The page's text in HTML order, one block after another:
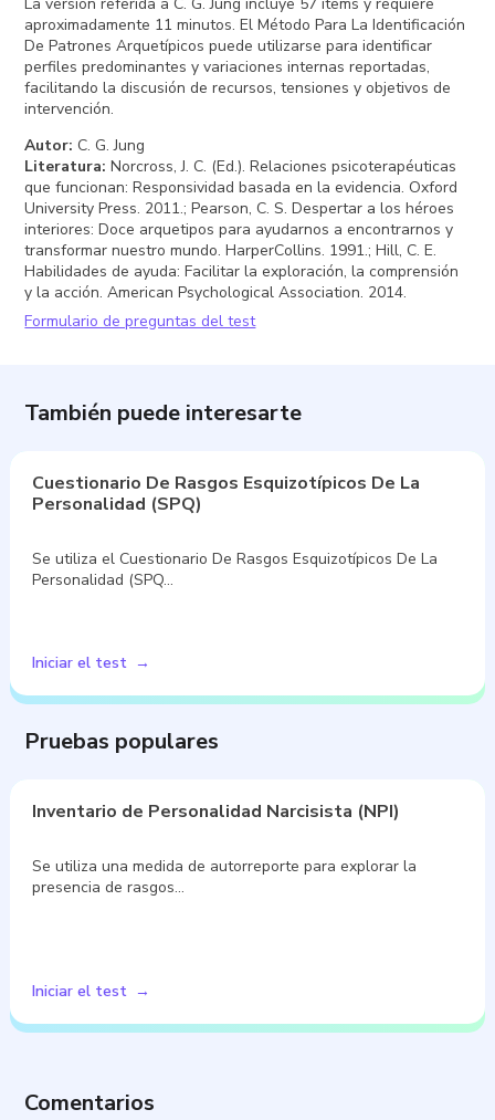
aproximadamente 11 minutos. El Método Para La Identificación
De Patrones Arquetípicos puede utilizarse para identificar
perfiles predominantes y variaciones internas reportadas,
facilitando la discusión de recursos, tensiones y objetivos de
intervención.
Autor: C. G. Jung
Literatura: Norcross, J. C. (Ed.). Relaciones psicoterapéuticas
que funcionan: Responsividad basada en la evidencia. Oxford
University Press. 2011.; Pearson, C. S. Despertar a los héroes
interiores: Doce arquetipos para ayudarnos a encontrarnos y
transformar nuestro mundo. HarperCollins. 1991.; Hill, C. E.
Habilidades de ayuda: Facilitar la exploración, la comprensión
y la acción. American Psychological Association. 2014.
Formulario de preguntas del test
También puede interesarte
Cuestionario De Rasgos Esquizotípicos De La
Personalidad (SPQ)
Se utiliza el Cuestionario De Rasgos Esquizotípicos De La
Personalidad (SPQ…
Iniciar el test
Pruebas populares
Inventario de Personalidad Narcisista (NPI)
Se utiliza una medida de autorreporte para explorar la
presencia de rasgos…
Iniciar el test
Comentarios